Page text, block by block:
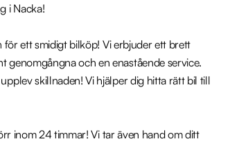
i Nacka!
ett smidigt bilköp! Vi erbjuder ett brett
genomgångna och en enastående service.
skillnaden! Vi hjälper dig hitta rätt bil till
inom 24 timmar! Vi tar även hand om ditt